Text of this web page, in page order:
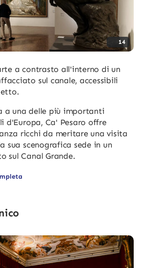
14
a contrasto all'interno di un
sul canale, accessibili
a una delle più importanti
d'Europa, Ca' Pesaro offre
ricchi da meritare una visita
sua scenografica sede in un
sul Canal Grande.